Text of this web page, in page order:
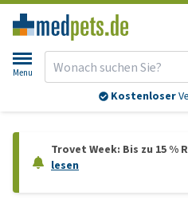
Menu
Kostenloser
Trovet Week: Bis zu 15
lesen